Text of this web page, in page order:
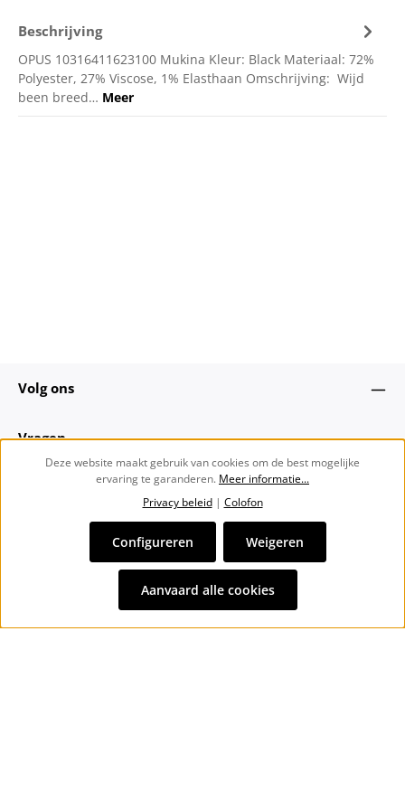
Beschrijving
OPUS 10316411623100 Mukina Kleur: Black Materiaal: 72%
Polyester, 27% Viscose, 1% Elasthaan Omschrijving: Wijd
been breed… Meer
Volg ons
Vragen
Alle prijzen incl. btw plusverzendkosten
bezorgkosten, indien niet anders vermeld.
Deze website maakt gebruik van cookies om de best mogelijke
ervaring te garanderen. Meer informatie...
Privacy beleid| Colofon
Weigeren
Configureren
Aanvaard alle cookies